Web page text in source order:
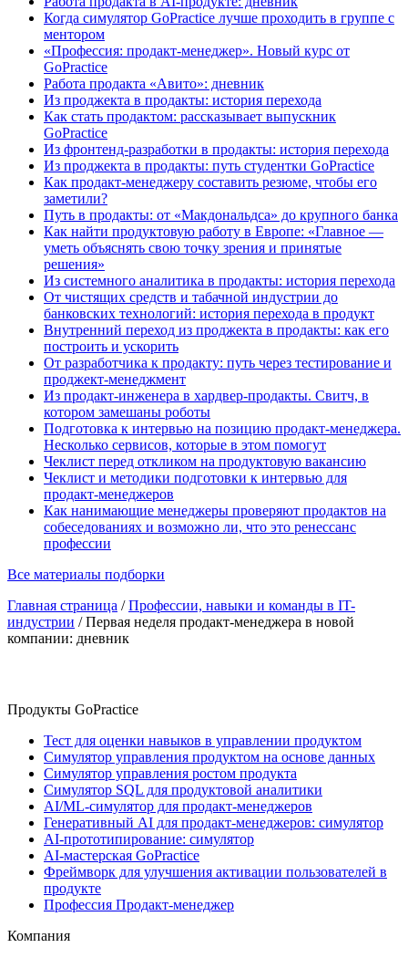
Когда симулятор GoPractice лучше проходить в группе с
ментором
«Профессия: продакт-менеджер». Новый курс от
GoPractice
Работа продакта «Авито»: дневник
Из проджекта в продакты: история перехода
Как стать продактом: рассказывает выпускник
GoPractice
Из фронтенд-разработки в продакты: история перехода
Из проджекта в продакты: путь студентки GoPractice
Как продакт-менеджеру составить резюме, чтобы его
заметили?
Путь в продакты: от «Макдональдса» до крупного банка
Как найти продуктовую работу в Европе: «Главное —
уметь объяснять свою точку зрения и принятые
решения»
Из системного аналитика в продакты: история перехода
От чистящих средств и табачной индустрии до
банковских технологий: история перехода в продукт
Внутренний переход из проджекта в продакты: как его
построить и ускорить
От разработчика к продакту: путь через тестирование и
проджект-менеджмент
Из продакт-инженера в хардвер-продакты. Свитч, в
котором замешаны роботы
Подготовка к интервью на позицию продакт-менеджера.
Несколько сервисов, которые в этом помогут
Чеклист перед откликом на продуктовую вакансию
Чеклист и методики подготовки к интервью для
продакт-менеджеров
Как нанимающие менеджеры проверяют продактов на
собеседованиях и возможно ли, что это ренессанс
профессии
Все материалы подборки
Главная страница /Профессии, навыки и команды в IT-
индустрии /Первая неделя продакт-менеджера в новой
компании: дневник
Продукты GoPractice
Тест для оценки навыков в управлении продуктом
Симулятор управления продуктом на основе данных
Симулятор управления ростом продукта
Симулятор SQL для продуктовой аналитики
AI/ML-симулятор для продакт-менеджеров
Генеративный AI для продакт-менеджеров: симулятор
AI-прототипирование: симулятор
AI-мастерская GoPractice
Фреймворк для улучшения активации пользователей в
продукте
Профессия Продакт-менеджер
Компания